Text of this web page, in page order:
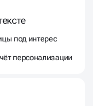
под интерес
персонализации